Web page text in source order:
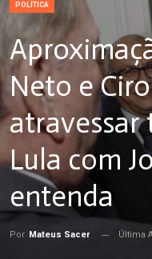
POLÍTICA
Neto e
atravessar
Lula com
entenda
Por Mateus Sacer Última